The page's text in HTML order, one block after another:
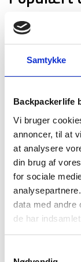
Samtykke
Backpackerlife
Vi bruger
annoncer, til at
at analysere
din brug af
for sociale
data med andre
de har
Liggeunderlag
fodpumpe - Grøn
kr
1.299kr
Hængekøje
Tarp Combi
598 kr Den
oprindelige
pris
var:
349krDen
pris
er:
Vandresandal
1.099kr
Outdoor/
Den
oprindelige
Den